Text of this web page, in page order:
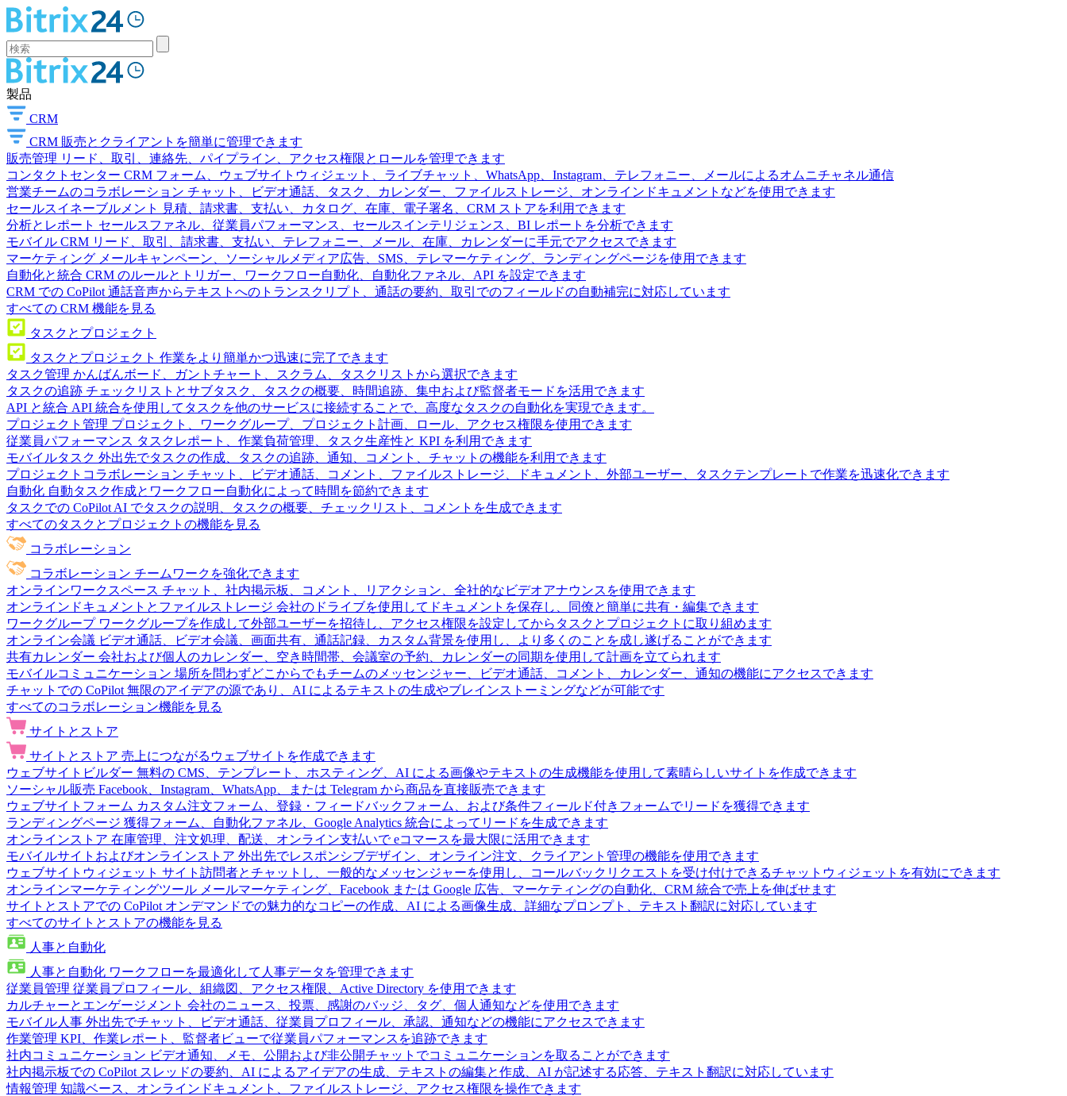
製品
CRM
CRM 販売とクライアントを簡単に管理できます
販売管理 リード、取引、連絡先、パイプライン、アクセス権限とロールを管理できます
コンタクトセンター CRM フォーム、ウェブサイトウィジェット、ライブチャット、WhatsApp、Instagram、テレフォニー、メールによるオムニチャネル通信
営業チームのコラボレーション チャット、ビデオ通話、タスク、カレンダー、ファイルストレージ、オンラインドキュメントなどを使用できます
セールスイネーブルメント
見積、請求書、支払い、カタログ、在庫、電子署名、CRM ストアを利用できます
分析とレポート セールスファネル、従業員パフォーマンス、セールスインテリジェンス、BI レポートを分析できます
モバイル CRM リード、取引、請求書、支払い、テレフォニー、メール、在庫、カレンダーに手元でアクセスできます
マーケティング メールキャンペーン、ソーシャルメディア広告、SMS、テレマーケティング、ランディングページを使用できます
自動化と統合 CRM のルールとトリガー、ワークフロー自動化、自動化ファネル、API を設定できます
CRM での CoPilot 通話音声からテキストへのトランスクリプト、通話の要約、取引でのフィールドの自動補完に対応しています
すべての CRM 機能を見る
タスクとプロジェクト
タスクとプロジェクト 作業をより簡単かつ迅速に完了できます
タスク管理 かんばんボード、ガントチャート、スクラム、タスクリストから選択できます
タスクの追跡 チェックリストとサブタスク、タスクの概要、時間追跡、集中および監督者モードを活用できます
API と統合 API 統合を使用してタスクを他のサービスに接続することで、高度なタスクの自動化を実現できます。
プロジェクト管理 プロジェクト、ワークグループ、プロジェクト計画、ロール、アクセス権限を使用できます
従業員パフォーマンス タスクレポート、作業負荷管理、タスク生産性と KPI を利用できます
モバイルタスク 外出先でタスクの作成、タスクの追跡、通知、コメント、チャットの機能を利用できます
プロジェクトコラボレーション チャット、ビデオ通話、コメント、ファイルストレージ、ドキュメント、外部ユーザー、タスクテンプレートで作業を迅速化できます
自動化 自動タスク作成とワークフロー自動化によって時間を節約できます
タスクでの CoPilot AI でタスクの説明、タスクの概要、チェックリスト、コメントを生成できます
すべてのタスクとプロジェクトの機能を見る
コラボレーション
コラボレーション チームワークを強化できます
オンラインワークスペース チャット、社内掲示板、コメント、リアクション、全社的なビデオアナウンスを使用できます
オンラインドキュメントとファイルストレージ 会社のドライブを使用してドキュメントを保存し、同僚と簡単に共有・編集できます
ワークグループ ワークグループを作成して外部ユーザーを招待し、アクセス権限を設定してからタスクとプロジェクトに取り組めます
オンライン会議 ビデオ通話、ビデオ会議、画面共有、通話記録、カスタム背景を使用し、より多くのことを成し遂げることができます
共有カレンダー 会社および個人のカレンダー、空き時間帯、会議室の予約、カレンダーの同期を使用して計画を立てられます
モバイルコミュニケーション 場所を問わずどこからでもチームのメッセンジャー、ビデオ通話、コメント、カレンダー、通知の機能にアクセスできます
チャットでの CoPilot 無限のアイデアの源であり、AI によるテキストの生成やブレインストーミングなどが可能です
すべてのコラボレーション機能を見る
サイトとストア
サイトとストア 売上につながるウェブサイトを作成できます
ウェブサイトビルダー 無料の CMS、テンプレート、ホスティング、AI による画像やテキストの生成機能を使用して素晴らしいサイトを作成できます
ソーシャル販売 Facebook、Instagram、WhatsApp、または Telegram から商品を直接販売できます
ウェブサイトフォーム カスタム注文フォーム、登録・フィードバックフォーム、および条件フィールド付きフォームでリードを獲得できます
ランディングページ 獲得フォーム、自動化ファネル、Google Analytics 統合によってリードを生成できます
オンラインストア 在庫管理、注文処理、配送、オンライン支払いで eコマースを最大限に活用できます
モバイルサイトおよびオンラインストア 外出先でレスポンシブデザイン、オンライン注文、クライアント管理の機能を使用できます
ウェブサイトウィジェット サイト訪問者とチャットし、一般的なメッセンジャーを使用し、コールバックリクエストを受け付けできるチャットウィジェットを有効にできます
オンラインマーケティングツール メールマーケティング、Facebook または Google 広告、マーケティングの自動化、CRM 統合で売上を伸ばせます
サイトとストアでの CoPilot オンデマンドでの魅力的なコピーの作成、AI による画像生成、詳細なプロンプト、テキスト翻訳に対応しています
すべてのサイトとストアの機能を見る
人事と自動化
人事と自動化 ワークフローを最適化して人事データを管理できます
従業員管理 従業員プロフィール、組織図、アクセス権限、Active Directory を使用できます
カルチャーとエンゲージメント 会社のニュース、投票、感謝のバッジ、タグ、個人通知などを使用できます
モバイル人事 外出先でチャット、ビデオ通話、従業員プロフィール、承認、通知などの機能にアクセスできます
作業管理 KPI、作業レポート、監督者ビューで従業員パフォーマンスを追跡できます
社内コミュニケーション ビデオ通知、メモ、公開および非公開チャットでコミュニケーションを取ることができます
社内掲示板での CoPilot スレッドの要約、AI によるアイデアの生成、テキストの編集と作成、AI が記述する応答、テキスト翻訳に対応しています
情報管理 知識ベース、オンラインドキュメント、ファイルストレージ、アクセス権限を操作できます